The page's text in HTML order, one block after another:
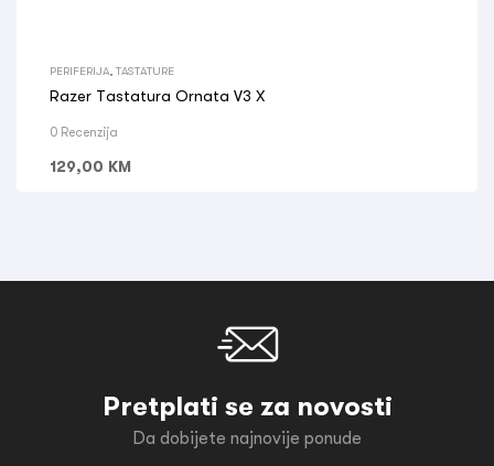
PERIFERIJA TASTATURE
Razer Tastatura Ornata V3 X
0 Recenzija
129,00 KM
Pretplati se za novosti
Da dobijete najnovije ponude